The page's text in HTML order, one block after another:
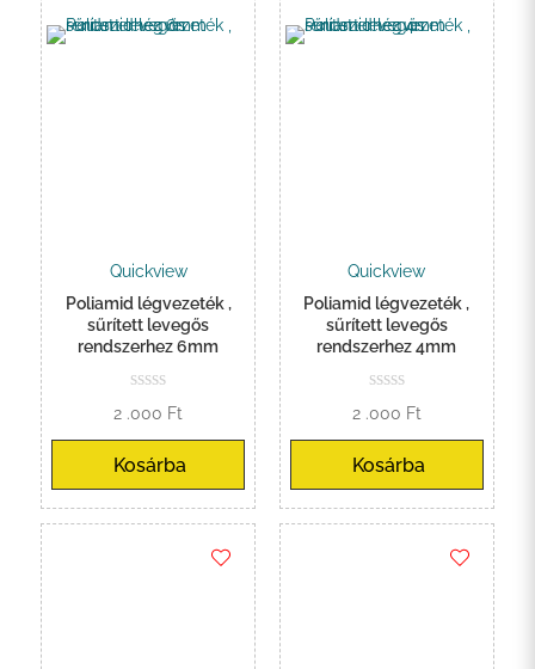
Quickview
Poliamid légvezeték ,
sűrített levegős
rendszerhez 6mm
2 .000 Ft
Kosárba
Quickview
Poliamid légvezeték ,
sűrített levegős
rendszerhez 4mm
2 .000 Ft
Kosárba